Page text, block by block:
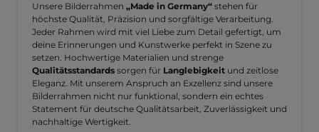
Unsere Bilderrahmen „Made in Germany“ stehen für
höchste Qualität, Präzision und sorgfältige Verarbeitung.
Jeder Rahmen wird mit viel Liebe zum Detail gefertigt, um
deine Erinnerungen und Kunstwerke perfekt in Szene zu
setzen. Hochwertige Materialien und strenge
Qualitätsstandards sorgen für Langlebigkeit und zeitlose
Eleganz. Mit unserem Anspruch an Exzellenz sind unsere
Bilderrahmen nicht nur funktional, sondern ein echtes
Statement für deutsche Qualitätsarbeit, Zuverlässigkeit und
nachhaltige Wertigkeit.